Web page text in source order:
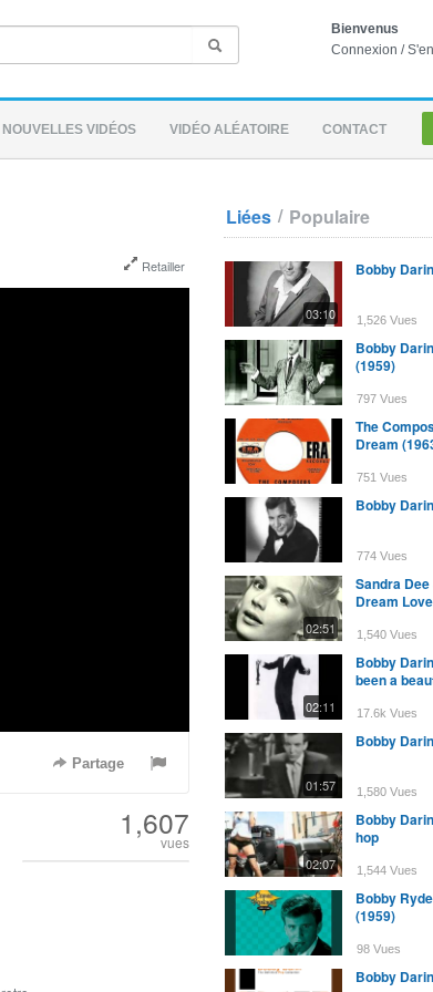
Bienvenus
Connexion /
NOUVELLES VIDÉOS VIDÉO ALÉATOIRE CONTACT
Retailler
Partage
1,607
vues
Liées / Populaire
03:10
Bobby
1,526 Vues
Bobby
(1959)
797 Vues
The
Dream
751 Vues
Bobby
774 Vues
02:51
Sandra
Dream
1,540 Vues
02:11
Bobby
been a
17.6k Vues
01:57
Bobby
1,580 Vues
02:07
Bobby
hop
1,544 Vues
Bobby
(1959)
98 Vues
Bobby